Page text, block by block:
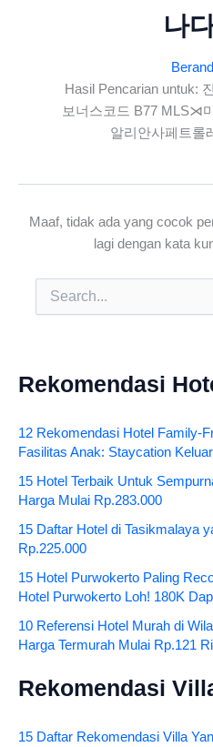
나
Hasil Pencarian untuk:
보너스코드 B77 MLS⋊
알리안사페트롤
Maaf, tidak ada yang cocok
lagi dengan kata
untuk:
Rekomendasi
12 Rekomendasi Hotel Family-
Fasilitas Anak: Staycation
15 Hotel Terbaik Untuk
Harga Mulai Rp.283.000
15 Daftar Hotel di Tasikmalaya
Rp.225.000
15 Hotel Purwokerto Paling
Hotel Purwokerto Loh! 180K
10 Referensi Hotel Murah di
Harga Termurah Mulai Rp.121
Rekomendasi
15 Daftar Rekomendasi Villa